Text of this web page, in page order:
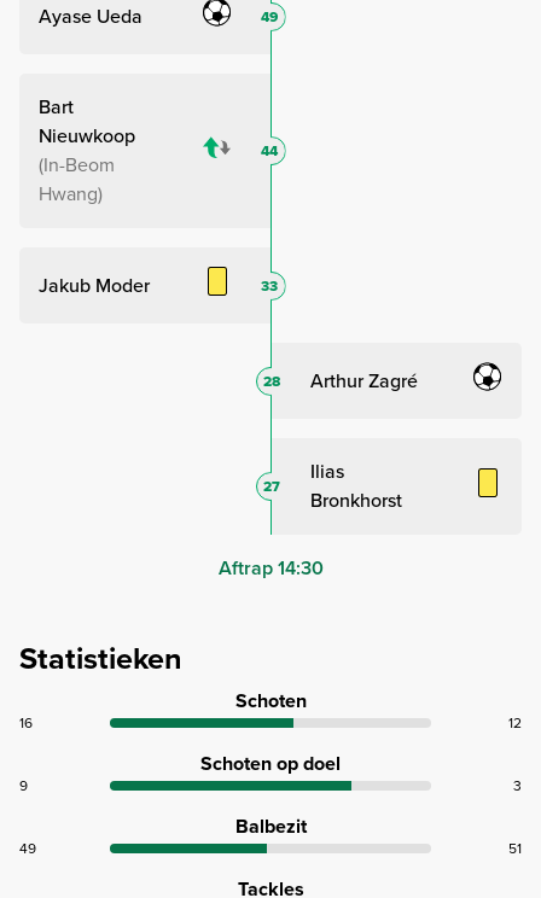
Ayase Ueda 49
Bart
Nieuwkoop
In-Beom
Hwang
44
Jakub Moder 33
Arthur Zagré
28
Ilias
Bronkhorst
27
Aftrap 14:30
Statistieken
Schoten
16 12
Schoten op doel
9 3
Balbezit
49 51
Tackles